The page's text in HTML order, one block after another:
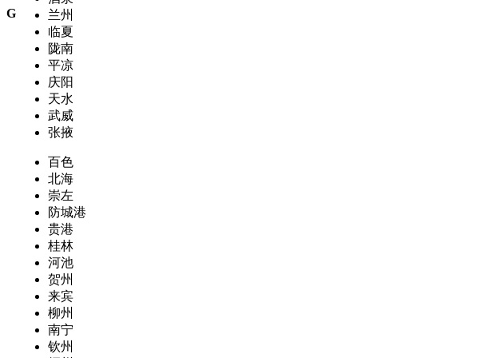
G
兰州
临夏
陇南
平凉
庆阳
天水
武威
张掖
百色
北海
崇左
防城港
贵港
桂林
河池
贺州
来宾
柳州
南宁
钦州